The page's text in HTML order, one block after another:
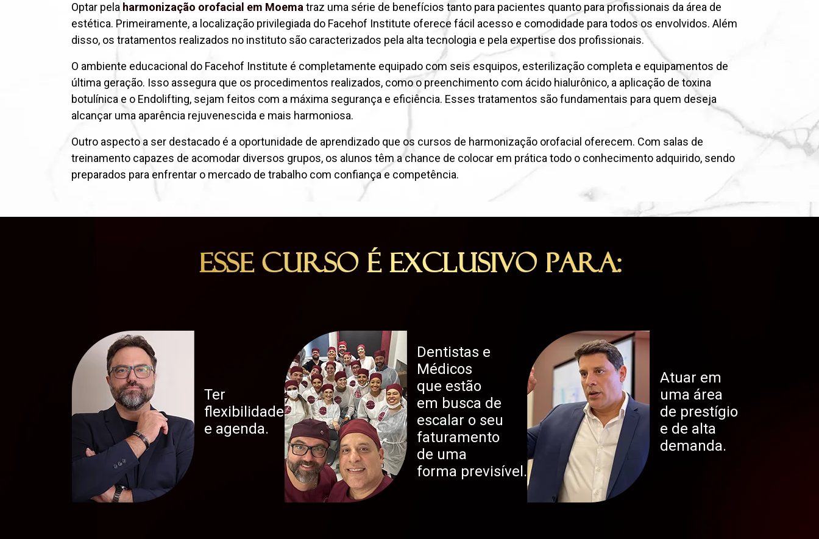
Optar pela harmonização orofacial em Moema traz uma série de benefícios tanto para pacientes quanto para profissionais da área de
estética. Primeiramente, a localização privilegiada do Facehof Institute oferece fácil acesso e comodidade para todos os envolvidos. Além
disso, os tratamentos realizados no instituto são caracterizados pela alta tecnologia e pela expertise dos profissionais.
O ambiente educacional do Facehof Institute é completamente equipado com seis esquipos, esterilização completa e equipamentos de
última geração. Isso assegura que os procedimentos realizados, como o preenchimento com ácido hialurônico, a aplicação de toxina
botulínica e o Endolifting, sejam feitos com a máxima segurança e eficiência. Esses tratamentos são fundamentais para quem deseja
alcançar uma aparência rejuvenescida e mais harmoniosa.
Outro aspecto a ser destacado é a oportunidade de aprendizado que os cursos de harmonização orofacial oferecem. Com salas de
treinamento capazes de acomodar diversos grupos, os alunos têm a chance de colocar em prática todo o conhecimento adquirido, sendo
preparados para enfrentar o mercado de trabalho com confiança e competência.
Esse Curso é EXCLUSIVO para:
Ter
flexibilidade
e agenda.
Dentistas e
Médicos
que estão
em busca de
escalar o seu
faturamento
de uma
forma previsível.
Atuar em
uma área
de prestígio
e de alta
demanda.